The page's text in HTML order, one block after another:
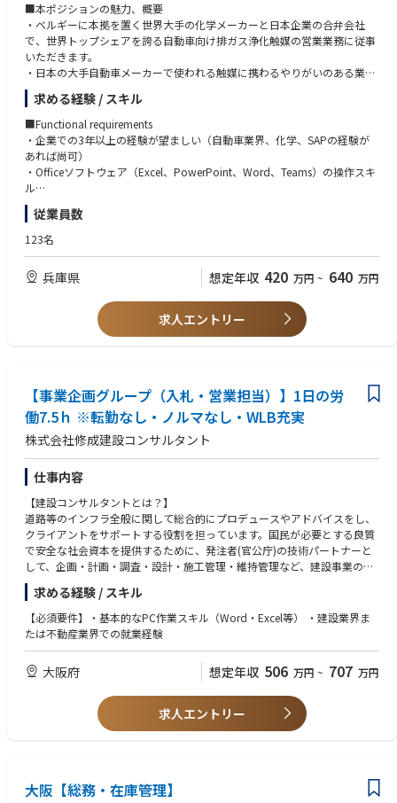
■本ポジションの魅力、概要
・ベルギーに本拠を置く世界大手の化学メーカーと日本企業の合弁会社
で、世界トップシェアを誇る自動車向け排ガス浄化触媒の営業業務に従事
いただきます。
・日本の大手自動車メーカーで使われる触媒に携わるやりがいのある業務
です。
■製品
自動車向け排ガス浄化触媒
■Purpose of the job
監督者の指示に基づき、日本のOEM向け顧客のグローバル事業を安定的に
■Main responsibilities
主な責任は、営業部長の指示に基づき4つの管理段階（顧客プロジェクト
管理／工業化管理／量産管理／スペアパーツ管理）を考慮し、対象顧客向
けのプロジェクトをEOPまで管理支援すること。
1. 顧客との全インターフェース
2. 当部門は、上司の指示に基づきUSJPにおける顧客チームの管理を支援
3. マネージャーの指示に従い、定義された事業成果を達成するため、ユミ
コア日本触媒の経営陣と計画を策定・合意する責任を負う。
4. 上司の指示に基づき、IBPプロセス及び定期的な進捗報告を通じて、ユ
ミコア日本触媒経営陣向けに顧客固有の戦略を立案する。
5. 当部門は、PGM価格や基板供給システムを含む技術的・商業的条件を明
確化する。これには以下が含まれる：
• 技術チームとの緊密な連携による、技術・システム統合に関する市場方
向性の定義
• サンプル注文システムの調整、価格設定、納品
• 価格戦略の検討と物流要件の定義
• スペアパーツを含む年次価格交渉
• 顧客向け売掛金（AR）・買掛金（AP）プロセスの管理
• 生産拠点（スペアパーツ含む）の管理
6. 当部門は、EOPまでの全顧客関係・訪問・報告の管理・計画を支援す
る。
7. 当部門はOEMメーカーおよび缶詰メーカーに対する適切な与信枠の設定
を支援し、売掛金回収の最終責任を負う。
8. 当部門は顧客満足度、市場動向、技術トレンド、競合状況を監視する。
求める経験 / スキル
■Functional requirements
・企業での3年以上の経験が望ましい（自動車業界、化学、SAPの経験が
あれば尚可）
・Officeソフトウェア（Excel、PowerPoint、Word、Teams）の操作スキ
ル
・物流・計画業務の実務経験および／または知識
・英語：日常会話レベル
・システムを体系的に理解し、戦略的に思考できること
・チームワークを重視し、チームメンバーや社内外のステークホルダーと
コミュニケーションを取りながら業務を遂行できること
・各種文書や資料の作成に積極的に取り組む姿勢があること
・改善活動への参加意欲があること
従業員数
123名
兵庫県 想定年収 420 万円 ~ 640 万円
求人エントリー
【事業企画グループ（入札・営業担当）】1日の労
働7.5ｈ ※転勤なし・ノルマなし・WLB充実
株式会社修成建設コンサルタント
仕事内容
【建設コンサルタントとは？】
道路等のインフラ全般に関して総合的にプロデュースやアドバイスをし、
クライアントをサポートする役割を担っています。国民が必要とする良質
で安全な社会資本を提供するために、発注者(官公庁)の技術パートナーと
して、企画・計画・調査・設計・施工管理・維持管理など、建設事業の全
般にわたって幅広い業務を行っています。
【仕事内容】
建設コンサルタントの同社にて、官公庁等に対して案件受注を目的とした
入札・見積り対応等をお任せ致します。
【具体的には】
主にはHP等で随時更新される近畿エリアの各官公庁の主に土木設計に対し
て、入札業務をお任せ致します。入札には指定書式があるためそれに沿っ
て資料作成を行っていただきます。入札に際し、工事金額の見積りの作成
や、官公庁に対しての資料提出等も行っていただきます。案件に入札し、
求める経験 / スキル
【必須要件】・基本的なPC作業スキル（Word・Excel等） ・建設業界ま
たは不動産業界での就業経験
大阪府 想定年収 506 万円 ~ 707 万円
求人エントリー
大阪【総務・在庫管理】